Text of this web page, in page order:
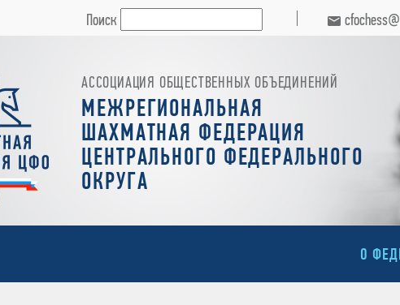
Поиск
АССОЦИАЦИЯ ОБЩЕСТВЕННЫХ ОБЪЕДИНЕНИЙ
МЕЖРЕГИОНАЛЬНАЯ
ШАХМАТНАЯ ФЕДЕРАЦИЯ
ЦЕНТРАЛЬНОГО ФЕДЕРАЛЬНОГО
ОКРУГА
О